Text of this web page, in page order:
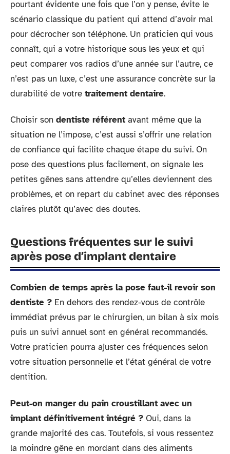
pourtant évidente une fois que l’on y pense, évite le
scénario classique du patient qui attend d’avoir mal
pour décrocher son téléphone. Un praticien qui vous
connaît, qui a votre historique sous les yeux et qui
peut comparer vos radios d’une année sur l’autre, ce
n’est pas un luxe, c’est une assurance concrète sur la
durabilité de votre traitement dentaire.
Choisir son dentiste référent avant même que la
situation ne l’impose, c’est aussi s’offrir une relation
de confiance qui facilite chaque étape du suivi. On
pose des questions plus facilement, on signale les
petites gênes sans attendre qu’elles deviennent des
problèmes, et on repart du cabinet avec des réponses
claires plutôt qu’avec des doutes.
Questions fréquentes sur le suivi
après pose d’implant dentaire
Combien de temps après la pose faut-il revoir son
dentiste ? En dehors des rendez-vous de contrôle
immédiat prévus par le chirurgien, un bilan à six mois
puis un suivi annuel sont en général recommandés.
Votre praticien pourra ajuster ces fréquences selon
votre situation personnelle et l’état général de votre
dentition.
Peut-on manger du pain croustillant avec un
implant définitivement intégré ? Oui, dans la
grande majorité des cas. Toutefois, si vous ressentez
la moindre gêne en mordant dans des aliments